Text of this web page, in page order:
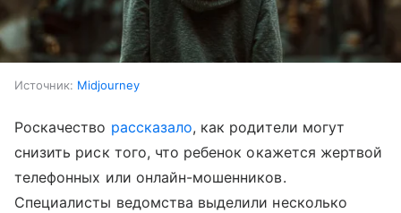
Источник: Midjourney
Роскачество рассказало, как родители могут
снизить риск того, что ребенок окажется жертвой
телефонных или онлайн-мошенников.
Специалисты ведомства выделили несколько